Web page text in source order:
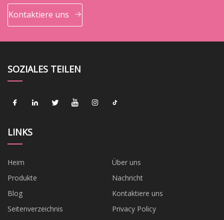
Kontaktiere uns
SOZIALES TEILEN
LINKS
Heim
Über uns
Produkte
Nachricht
Blog
Kontaktiere uns
Seitenverzeichnis
Privacy Policy